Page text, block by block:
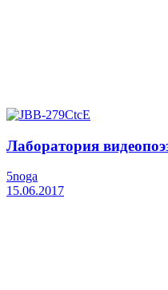
Лаборатория
5noga
15.06.2017